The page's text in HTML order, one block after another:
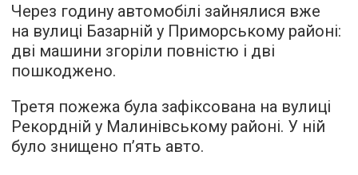
Через годину автомобілі зайнялися вже
на вулиці Базарній у Приморському районі:
дві машини згоріли повністю і дві
пошкоджено.
Третя пожежа була зафіксована на вулиці
Рекордній у Малинівському районі. У ній
було знищено п’ять авто.